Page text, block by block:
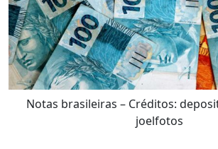
Notas brasileiras – Créditos:
joelfotos